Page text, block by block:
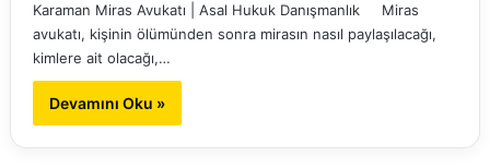
Karaman Miras Avukatı | Asal Hukuk Danışmanlık Miras
avukatı, kişinin ölümünden sonra mirasın nasıl paylaşılacağı,
kimlere ait olacağı,…
Devamını Oku »